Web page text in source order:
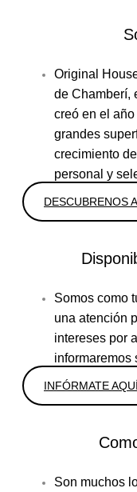
Original
de Chamberí,
creó en el
grandes
crecimiento
personal y
DESCUBRENOS
Somos como
una atención
intereses por
informaremos
INFÓRMATE AQUÍ
Son muchos